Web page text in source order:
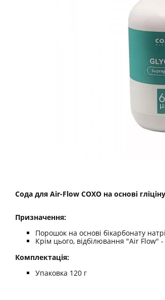
Сода для Air-Flow СОХО на основі
Призначення:
Порошок на основі бікарбонату
Крім цього, відбілювання "Air Flow"
Комплектація:
Упаковка 120 г